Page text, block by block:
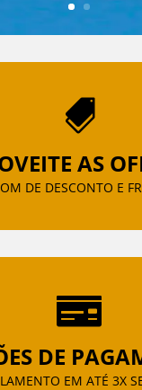

AS
DE DESCONTO E

DE
EM ATÉ 3X